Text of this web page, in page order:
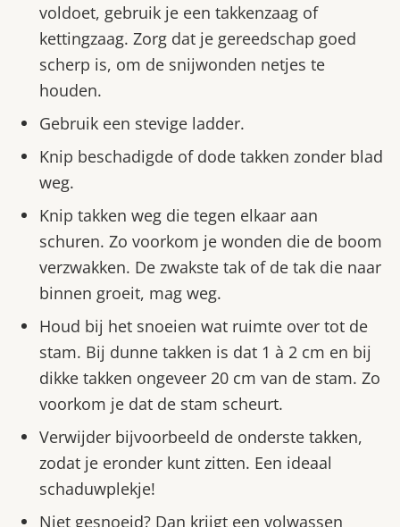
voldoet, gebruik je een takkenzaag of
kettingzaag. Zorg dat je gereedschap goed
scherp is, om de snijwonden netjes te
houden.
Gebruik een stevige ladder.
Knip beschadigde of dode takken zonder blad
weg.
Knip takken weg die tegen elkaar aan
schuren. Zo voorkom je wonden die de boom
verzwakken. De zwakste tak of de tak die naar
binnen groeit, mag weg.
Houd bij het snoeien wat ruimte over tot de
stam. Bij dunne takken is dat 1 à 2 cm en bij
dikke takken ongeveer 20 cm van de stam. Zo
voorkom je dat de stam scheurt.
Verwijder bijvoorbeeld de onderste takken,
zodat je eronder kunt zitten. Een ideaal
schaduwplekje!
Niet gesnoeid? Dan krijgt een volwassen